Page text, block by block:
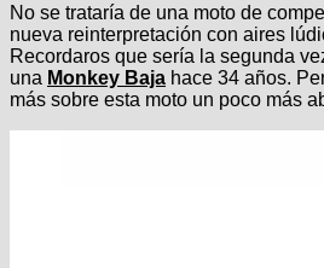
No se trataría de una moto de
nueva reinterpretación con aires
Recordaros que sería la segunda
una Monkey Baja hace 34 años.
más sobre esta moto un poco más